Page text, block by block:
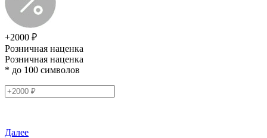
+2000 ₽
Розничная наценка
Розничная наценка
* до 100 символов
Далее